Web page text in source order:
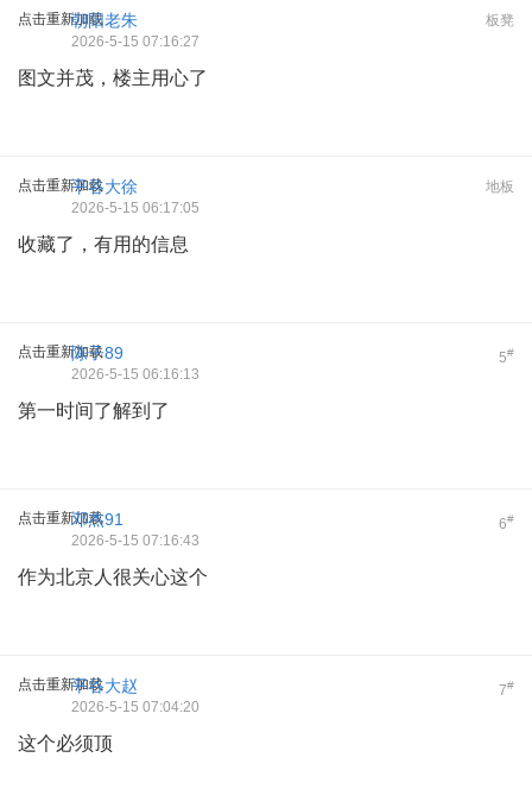
点击重新加载 板凳
朝阳老朱
2026-5-15 07:16:27
图文并茂，楼主用心了
点击重新加载 地板
平谷大徐
2026-5-15 06:17:05
收藏了，有用的信息
点击重新加载 5#
陈子89
2026-5-15 06:16:13
第一时间了解到了
点击重新加载 6#
邓杰91
2026-5-15 07:16:43
作为北京人很关心这个
点击重新加载 7#
平谷大赵
2026-5-15 07:04:20
这个必须顶